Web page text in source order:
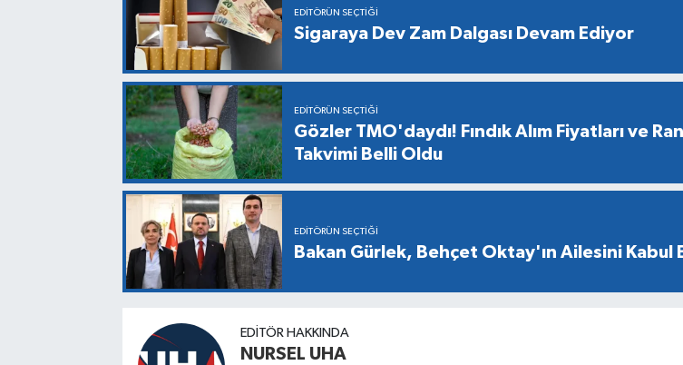
EDITÖRÜN SEÇTIĞI
Sigaraya Dev Zam Dalgası Devam Ediyor
EDITÖRÜN SEÇTIĞI
Gözler TMO'daydı! Fındık Alım Fiyatları ve
Takvimi Belli Oldu
EDITÖRÜN SEÇTIĞI
Bakan Gürlek, Behçet Oktay'ın Ailesini Kabul
EDITÖR HAKKINDA
NURSEL UHA